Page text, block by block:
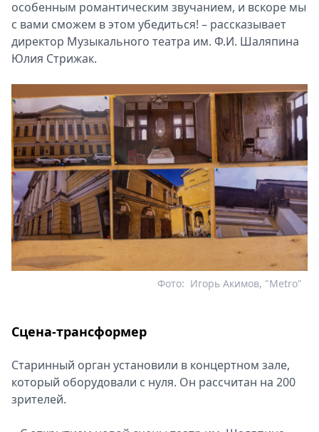
особенным романтическим звучанием, и вскоре мы
с вами сможем в этом убедиться! – рассказывает
директор Музыкального театра им. Ф.И. Шаляпина
Юлия Стрижак.
Игорь Акимов, "Metro"
Фото:
Сцена-трансформер
Старинный орган установили в концертном зале,
который оборудовали с нуля. Он рассчитан на 200
зрителей.